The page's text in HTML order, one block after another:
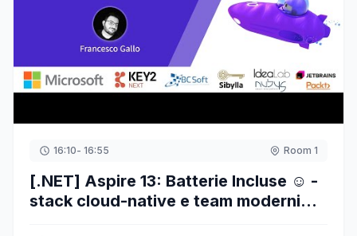
16:10- 16:55 Room 1
[.NET] Aspire 13: Batterie Incluse ☺ -
stack cloud-native e team moderni